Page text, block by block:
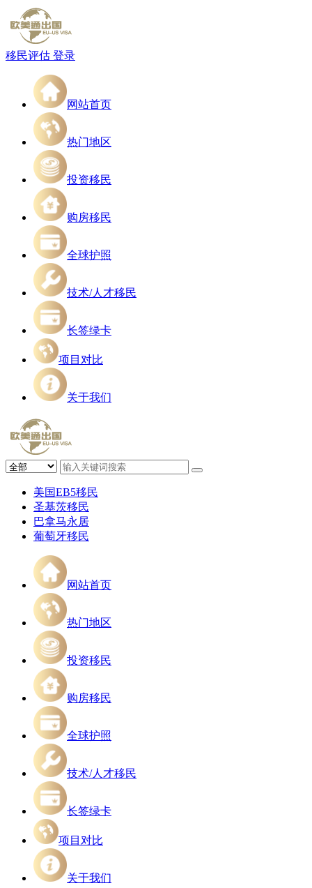
移民评估 登录
网站首页
热门地区
投资移民
购房移民
全球护照
技术/人才移民
长签绿卡
项目对比
关于我们
美国EB5移民
圣基茨移民
巴拿马永居
葡萄牙移民
网站首页
热门地区
投资移民
购房移民
全球护照
技术/人才移民
长签绿卡
项目对比
关于我们